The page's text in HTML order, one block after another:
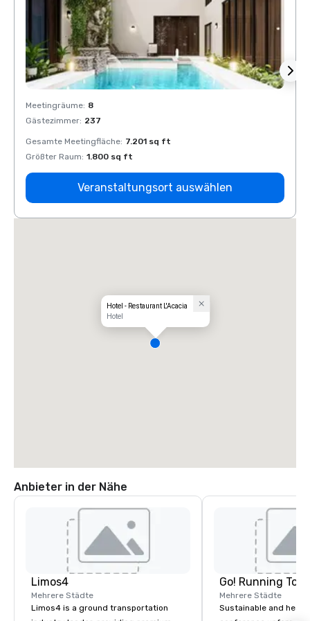
Meetingräume: 8
Gästezimmer: 237
Gesamte Meetingfläche: 7.201 sq ft
Größter Raum: 1.800 sq ft
Veranstaltungsort auswählen
Hotel - Restaurant L'Acacia
Hotel
Anbieter in der Nähe
Limos4
Mehrere Städte
Limos4 is a ground transportation
Go! Running
Mehrere Städte
Sustainable and